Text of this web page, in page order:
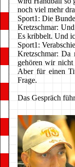
noch viel mehr
Sport1: Die
Kretzschmar:
Es kribbelt. Und
Sport1:
Kretzschmar: Da
gehören wir
Aber für einen
Frage.
Das Gespräch